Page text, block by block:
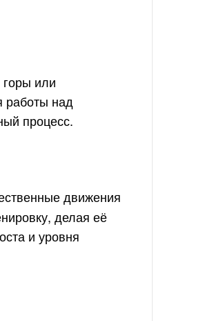
или
работы над
процесс.
движения
делая её
и уровня